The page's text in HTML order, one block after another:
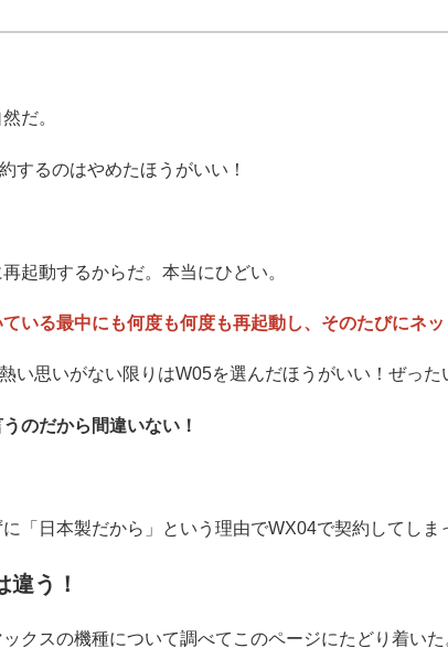
だ。
するのはやめたほうがいい！
起動するからだ。本当にひどい。
いる最中にも何度も何度も再起動し、そのたびにネッ
い思いがない限りはW05を選んだほうがいい！ぜった
のだから間違いない！
「日本製だから」という理由でWX04で契約してしま
違う！
クスの機種について調べてこのページにたどり着いた